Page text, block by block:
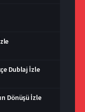
Dublaj İzle
Dönüşü İzle